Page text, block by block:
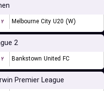
۲ Melbourne City U20 (W)
2
۲ Bankstown United FC
Premier League